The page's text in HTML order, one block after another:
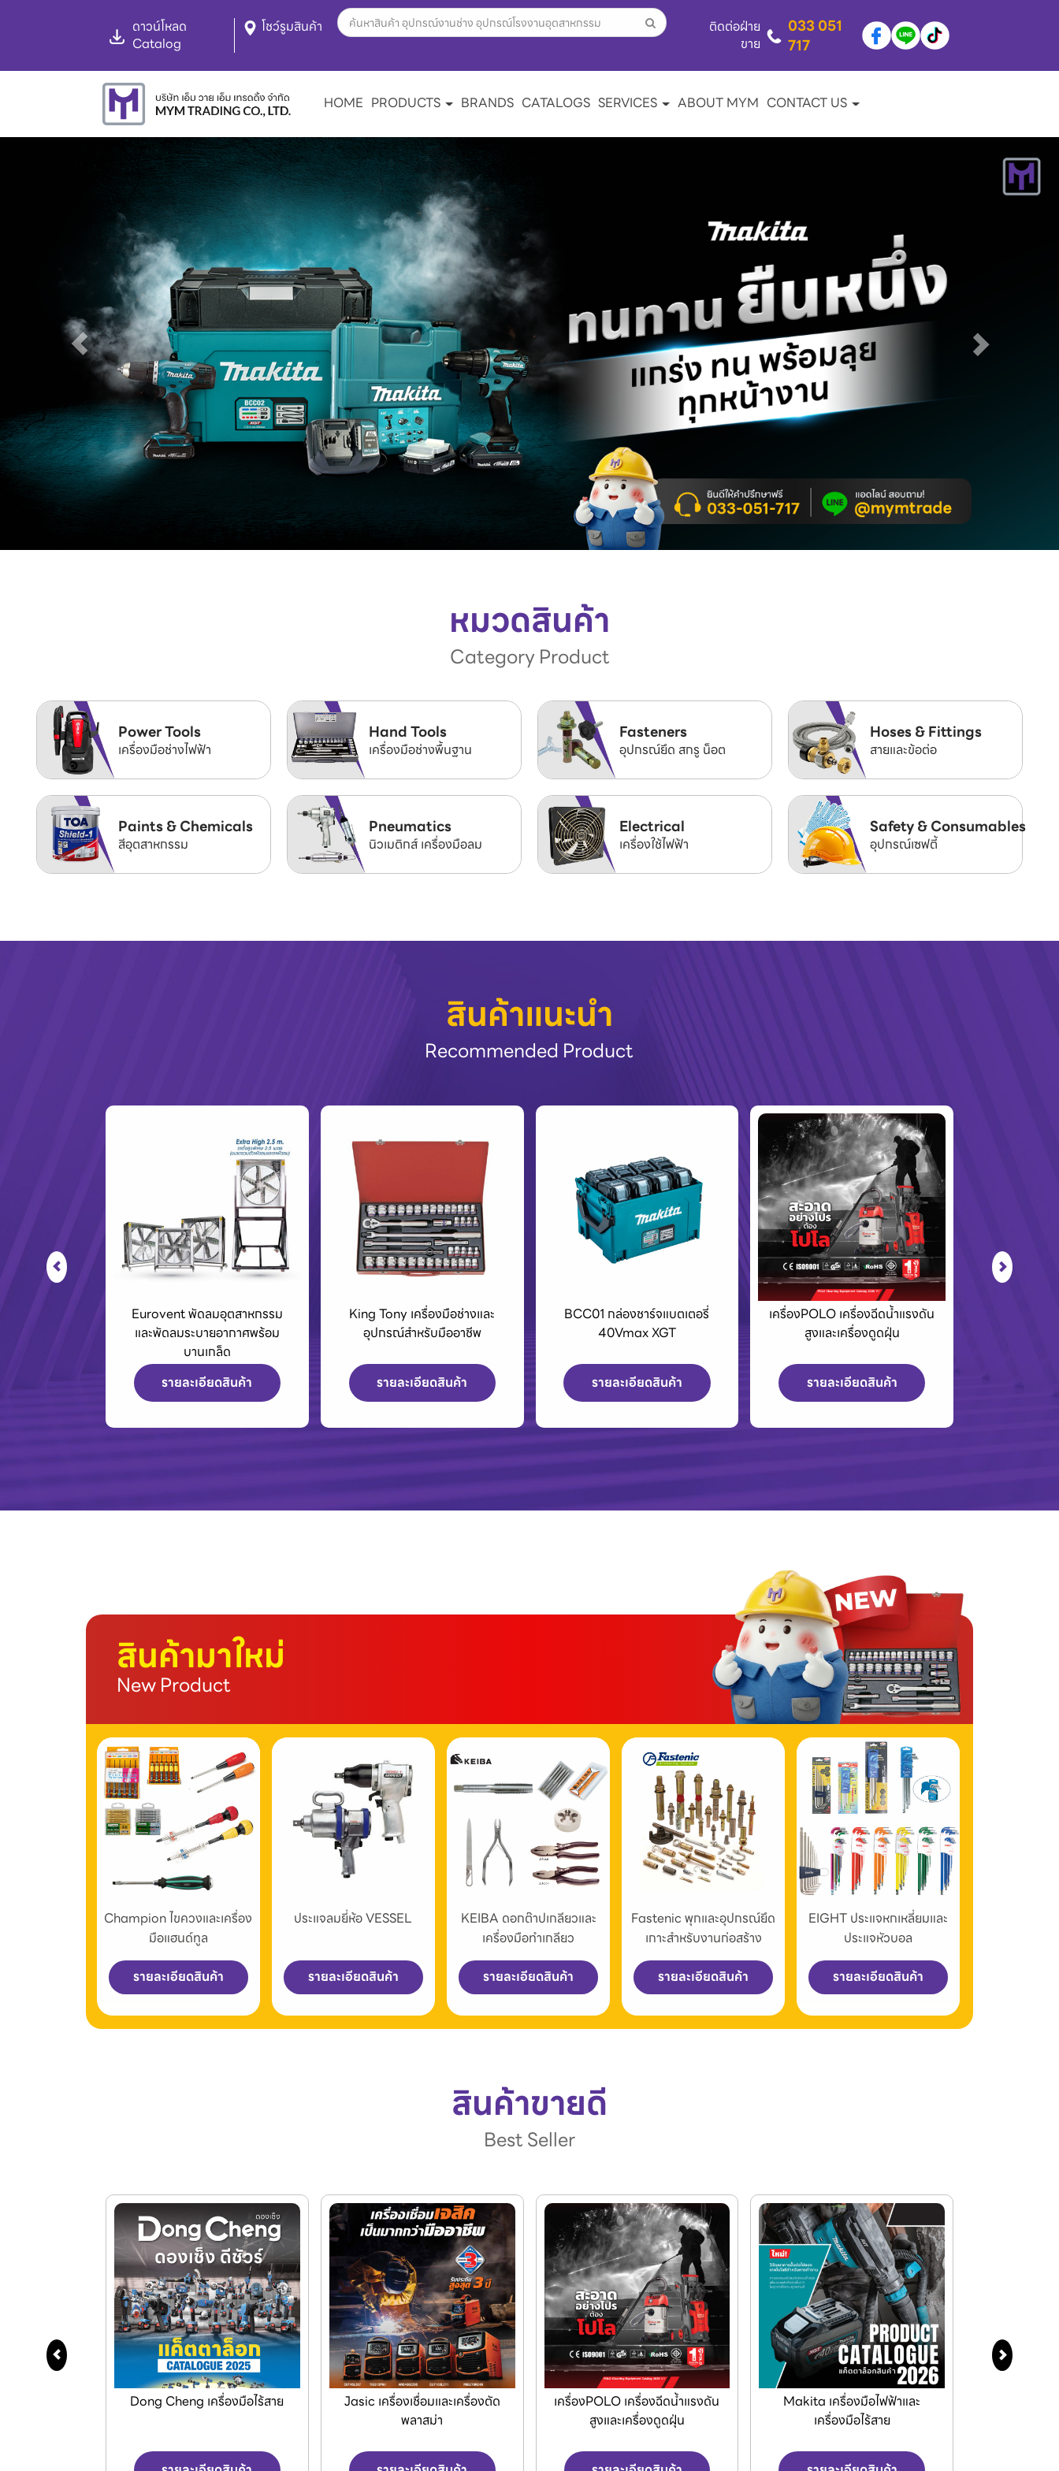
ดาวน์โหลด
Catalog
โชว์รูมสินค้า
ติดต่อฝ่าย
ขาย
033 051
717
HOME PRODUCTS BRANDS CATALOGS SERVICES ABOUT MYM CONTACT US
หมวดสินค้า
Category Product
Power Tools
เครื่องมือช่างไฟฟ้า
Hand Tools
เครื่องมือช่างพื้นฐาน
Fasteners
อุปกรณ์ยึด สกรู น็อต
Hoses & Fittings
สายและข้อต่อ
Paints & Chemicals
สีอุตสาหกรรม
Pneumatics
นิวเมติกส์ เครื่องมือลม
Electrical
เครื่องใช้ไฟฟ้า
Safety & Consumables
อุปกรณ์เซฟตี้
สินค้าแนะนำ
Recommended Product
Eurovent พัดลมอุตสาหกรรม
และพัดลมระบายอากาศพร้อม
บานเกล็ด
รายละเอียดสินค้า
King Tony เครื่องมือช่างและ
อุปกรณ์สำหรับมืออาชีพ
รายละเอียดสินค้า
BCC01 กล่องชาร์จแบตเตอรี่
40Vmax XGT
รายละเอียดสินค้า
เครื่องPOLO เครื่องฉีดน้ำแรงดัน
สูงและเครื่องดูดฝุ่น
รายละเอียดสินค้า
สินค้ามาใหม่
New Product
Champion ไขควงและเครื่อง
มือแฮนด์ทูล
รายละเอียดสินค้า
ประแจลมยี่ห้อ VESSEL
รายละเอียดสินค้า
KEIBA ดอกต๊าปเกลียวและ
เครื่องมือทำเกลียว
รายละเอียดสินค้า
Fastenic พุกและอุปกรณ์ยึด
เกาะสำหรับงานก่อสร้าง
รายละเอียดสินค้า
EIGHT ประแจหกเหลี่ยมและ
ประแจหัวบอล
รายละเอียดสินค้า
สินค้าขายดี
Best Seller
Dong Cheng เครื่องมือไร้สาย
Jasic เครื่องเชื่อมและเครื่องตัด
พลาสม่า
เครื่องPOLO เครื่องฉีดน้ำแรงดัน
สูงและเครื่องดูดฝุ่น
Makita เครื่องมือไฟฟ้าและ
เครื่องมือไร้สาย